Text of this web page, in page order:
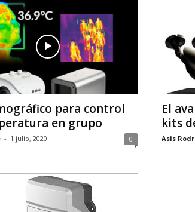
para control
en grupo
- 1 julio, 2020 0
El
kits
Asis